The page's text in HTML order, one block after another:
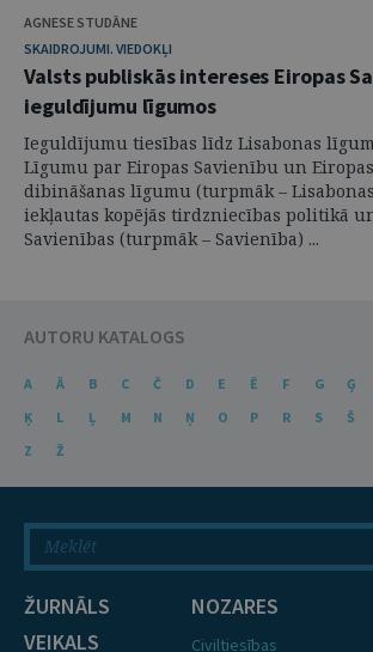
AGNESE STUDĀNE
SKAIDROJUMI. VIEDOKĻI
Valsts publiskās intereses Eiropas
ieguldījumu līgumos
Ieguldījumu tiesības līdz Lisabonas
Līgumu par Eiropas Savienību un
dibināšanas līgumu (turpmāk –
iekļautas kopējās tirdzniecības politikā
Savienības (turpmāk – Savienība) ...
AUTORU KATALOGS
A Ā B C Č D E Ē F G Ģ
Ķ
L Ļ M N Ņ O P R S Š
Z
Ž
ŽURNĀLS
VEIKALS
NOZARES
Civiltiesības